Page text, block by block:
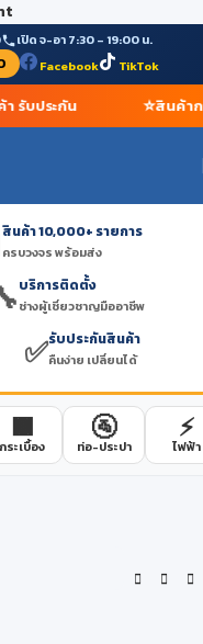
เปิด จ-อา 7:30 – 19:00 น.
Facebook TikTok
รับประกัน ⭐สินค้าก
สินค้า 10,000+ รายการ
ครบวงจร พร้อมส่ง
บริการติดตั้ง
ช่างผู้เชี่ยวชาญมืออาชีพ
✅รับประกันสินค้า
คืนง่าย เปลี่ยนได้
🟫
กระเบื้อง
🚰
ท่อ-ประปา
⚡
ไฟฟ้า